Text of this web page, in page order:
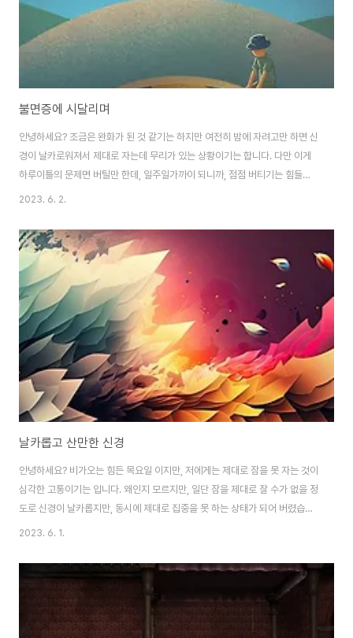
불면증에 시달리며
안녕하세요? 조금은 완화가 된 것 같기는 하지만 여전히 밤에 자려고만 하면 신
경이 날카로워져서 제대로 자는데 무리가 있는 상황이기는 합니다. 다만 이게
하루이틀의 문제면 버틸만 한데, 일주일가까이 되니까, 점점 버티기는 힘들어
지는 중 입니다. 특히 가장 심각한게 밤에 불을 끄면 심히 불안해 진다는 것이
고 있어서 집중력이 필요한 때에 이러니까, 제대로 움직이는 것 조차도 많이 힘
든 상황이기는 합니다.
2023. 6. 2.
날카롭고 산만한 신경
안녕하세요? 비가오는 힘든 목요일 이지만, 저에게는 제대로 잠을 못 자는 것이
심각한 고통이기는 입니다. 왜인지 모르지만, 일단 잠을 제대로 잘 수가 없을 정
도로 신경이 날카롭지만, 동시에 제대로 집중을 못 하는 상태가 되어 버렸습니
다. 이렇게 제대로 쉬지도 못 하고, 그렇다고 집중이 잘되는 것도 아닌 어중간한
호를 보내는 중입니다. 하여간 이대로는 많이 힘드니, 어떻게 약을 처방 받아야
하겠는데, 문제는 약을 더 세게 쓰면 이건 이거대로 감각이 둔해져서 문제는 문
2023. 6. 1.